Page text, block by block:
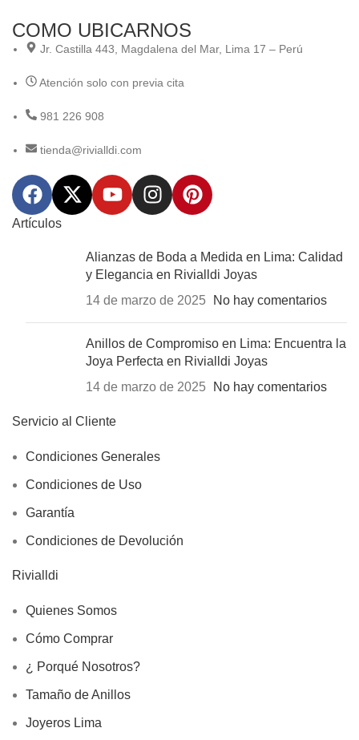
COMO UBICARNOS
Jr. Castilla 443, Magdalena del Mar, Lima 17 – Perú
Atención solo con previa cita
981 226 908
tienda@rivialldi.com
Artículos
Alianzas de Boda a Medida en Lima: Calidad
y Elegancia en Rivialldi Joyas
14 de marzo de 2025
No hay comentarios
Anillos de Compromiso en Lima: Encuentra la
Joya Perfecta en Rivialldi Joyas
14 de marzo de 2025
No hay comentarios
Servicio al Cliente
Condiciones Generales
Condiciones de Uso
Garantía
Condiciones de Devolución
Rivialldi
Quienes Somos
Cómo Comprar
¿ Porqué Nosotros?
Tamaño de Anillos
Joyeros Lima